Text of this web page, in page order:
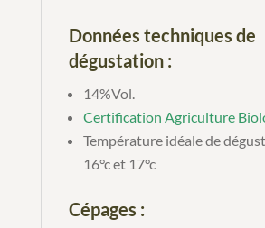
Données techniques de
dégustation :
14%Vol.
Certification Agriculture
Température idéale de
16°c et 17°c
Cépages :